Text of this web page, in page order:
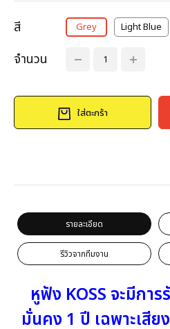
สี Grey Light Blue
จำนวน
ใส่ตะกร้า
รายละเอียด
รีวิวจากทีมงาน
หูฟัง KOSS จะมีกา
มั่นคง 1 ปี เฉพาะเสีย